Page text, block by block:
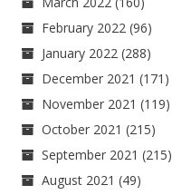
February 2022 (96)
January 2022 (288)
December 2021 (171)
November 2021 (119)
October 2021 (215)
September 2021 (215)
August 2021 (49)